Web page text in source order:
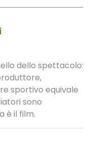
dello spettacolo:
sportivo equivale
sono
è il film.